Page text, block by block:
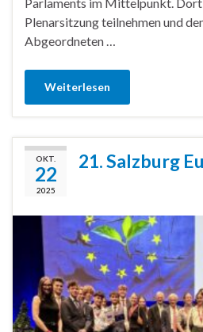
Plenarsitzung teilnehmen und
Abgeordneten …
Weiterlesen
OKT.
22
2025
21. Salzburg